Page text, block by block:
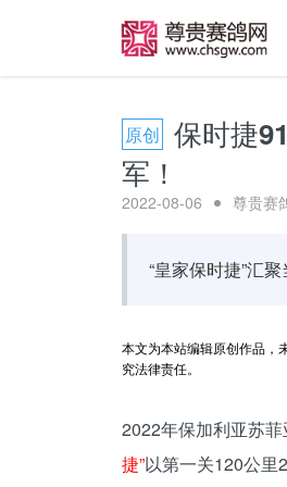
原创
保时捷
军！
2022-08-06 尊贵赛
“皇家保时捷”汇
本文为本站编辑原创作品，
究法律责任。
2022年保加利亚苏
捷”以第一关120公里